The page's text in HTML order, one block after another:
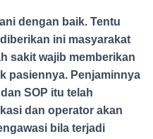
dengan baik. Tentu
ini masyarakat
sakit wajib memberikan
pasiennya. Penjaminnya
SOP itu telah
dan operator akan
bila terjadi